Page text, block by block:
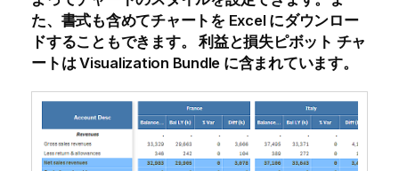
た、書式も含めてチャートを Excel にダウンロー
ドすることもできます。
利益と損失ピボット チャ
ートは Visualization Bundle に含まれています。